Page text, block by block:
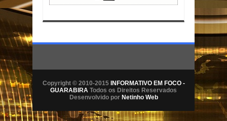
Copyright © 2010-2015 INFORMATIVO EM FOCO -
GUARABIRA Todos os Direitos Reservados
Desenvolvido por Netinho Web